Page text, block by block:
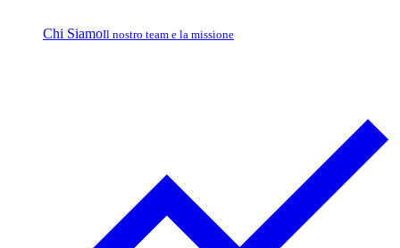
Chi SiamoIl nostro team e la missione